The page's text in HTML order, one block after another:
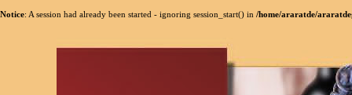
Notice: A session had already been started - ignoring session_start() in /home/araratde/